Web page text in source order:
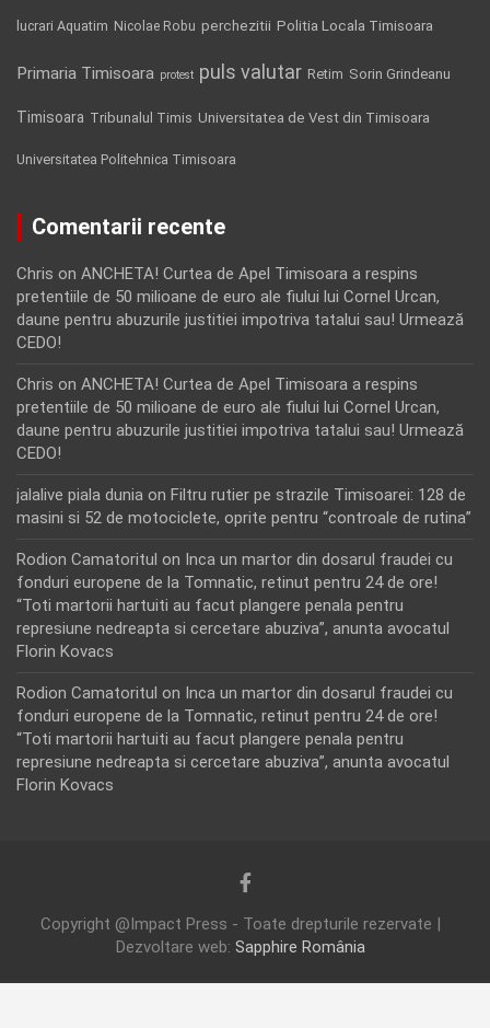
lucrari Aquatim Nicolae Robu perchezitii Politia Locala Timisoara
Primaria Timisoara protest puls valutar Retim Sorin Grindeanu
Timisoara Tribunalul Timis Universitatea de Vest din Timisoara
Universitatea Politehnica Timisoara
Comentarii recente
Chris on ANCHETA! Curtea de Apel Timisoara a respins
pretentiile de 50 milioane de euro ale fiului lui Cornel Urcan,
daune pentru abuzurile justitiei impotriva tatalui sau! Urmează
CEDO!
Chris on ANCHETA! Curtea de Apel Timisoara a respins
pretentiile de 50 milioane de euro ale fiului lui Cornel Urcan,
daune pentru abuzurile justitiei impotriva tatalui sau! Urmează
CEDO!
jalalive piala dunia on Filtru rutier pe strazile Timisoarei: 128 de
masini si 52 de motociclete, oprite pentru “controale de rutina”
Rodion Camatoritul on Inca un martor din dosarul fraudei cu
fonduri europene de la Tomnatic, retinut pentru 24 de ore!
“Toti martorii hartuiti au facut plangere penala pentru
represiune nedreapta si cercetare abuziva”, anunta avocatul
Florin Kovacs
Rodion Camatoritul on Inca un martor din dosarul fraudei cu
fonduri europene de la Tomnatic, retinut pentru 24 de ore!
“Toti martorii hartuiti au facut plangere penala pentru
represiune nedreapta si cercetare abuziva”, anunta avocatul
Florin Kovacs
Copyright @Impact Press - Toate drepturile rezervate |
Dezvoltare web: Sapphire România